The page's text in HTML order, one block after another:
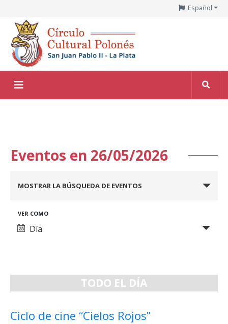
Español
Eventos en 26/05/2026
Navegación
búsqueda
y
de
Eventos
MOSTRAR LA BÚSQUEDA DE EVENTOS
Navegación
de
VER COMO
Día
TODO EL DÍA
Ciclo de cine “Cielos Rojos”